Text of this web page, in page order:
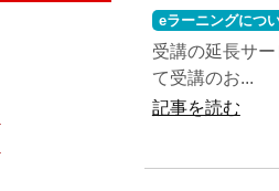
eラーニングにつ
受講の延長サ
て受講のお...
記事を読む